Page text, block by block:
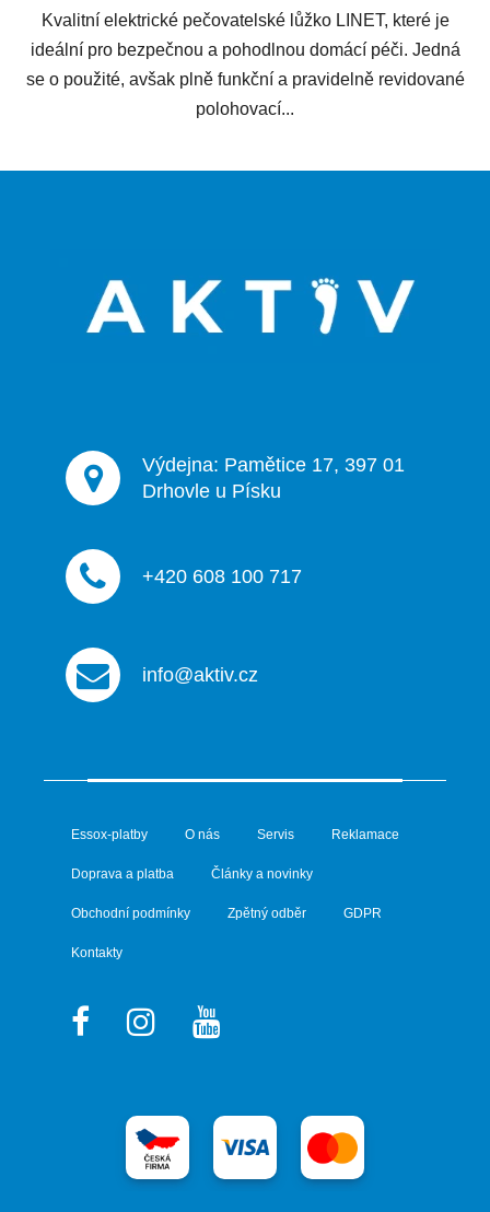
Kvalitní elektrické pečovatelské lůžko LINET, které je
ideální pro bezpečnou a pohodlnou domácí péči. Jedná
se o použité, avšak plně funkční a pravidelně revidované
polohovací...
Výdejna: Pamětice 17, 397 01
Drhovle u Písku
+420 608 100 717
info@aktiv.cz
Essox-platby O nás Servis Reklamace
Doprava a platba Články a novinky
Obchodní podmínky Zpětný odběr GDPR
Kontakty